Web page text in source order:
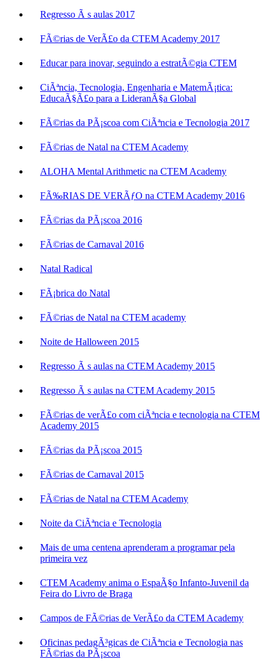
Regresso Ã s aulas 2017
FÃ©rias de VerÃ£o da CTEM Academy 2017
Educar para inovar, seguindo a estratÃ©gia CTEM
CiÃªncia, Tecnologia, Engenharia e MatemÃ¡tica:
EducaÃ§Ã£o para a LideranÃ§a Global
FÃ©rias da PÃ¡scoa com CiÃªncia e Tecnologia 2017
FÃ©rias de Natal na CTEM Academy
ALOHA Mental Arithmetic na CTEM Academy
FÃ‰RIAS DE VERÃƒO na CTEM Academy 2016
FÃ©rias da PÃ¡scoa 2016
FÃ©rias de Carnaval 2016
Natal Radical
FÃ¡brica do Natal
FÃ©rias de Natal na CTEM academy
Noite de Halloween 2015
Regresso Ã s aulas na CTEM Academy 2015
Regresso Ã s aulas na CTEM Academy 2015
FÃ©rias de verÃ£o com ciÃªncia e tecnologia na CTEM
Academy 2015
FÃ©rias da PÃ¡scoa 2015
FÃ©rias de Carnaval 2015
FÃ©rias de Natal na CTEM Academy
Noite da CiÃªncia e Tecnologia
Mais de uma centena aprenderam a programar pela
primeira vez
CTEM Academy anima o EspaÃ§o Infanto-Juvenil da
Feira do Livro de Braga
Campos de FÃ©rias de VerÃ£o da CTEM Academy
Oficinas pedagÃ³gicas de CiÃªncia e Tecnologia nas
FÃ©rias da PÃ¡scoa